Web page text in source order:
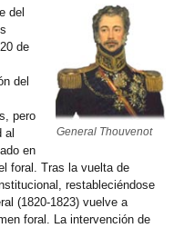
General Thouvenot
del
de
del
pero
al
en
foral. Tras la vuelta de
restableciéndose
(1820-1823) vuelve a
foral. La intervención de